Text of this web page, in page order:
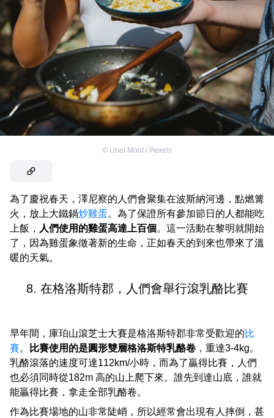
© Uriel Mont / Pexels
為了慶祝春天，澤尼察的人們會聚集在波斯納河邊，點燃篝
火，放上大鐵鍋炒雞蛋。為了保證所有參加節日的人都能吃
上飯， 人們使用的雞蛋高達上百個。這一活動在黎明就開始
了，因為雞蛋象徵著新的生命，正如春天的到來也帶來了溫
暖的天氣。
8. 在格洛斯特郡，人們會舉行滾乳酪比賽
早年間，庫珀山滾芝士大賽是格洛斯特郡非常受歡迎的比
賽。 比賽使用的是圓形雙層格洛斯特乳酪卷 ，重達3-4kg。
乳酪滾落的速度可達112km/小時，而為了贏得比賽，人們
也必須同時從182m 高的山上爬下來。誰先到達山底，誰就
能贏得比賽，拿走全部乳酪卷。
作為比賽場地的山非常陡峭，所以經常會出現有人摔倒，甚